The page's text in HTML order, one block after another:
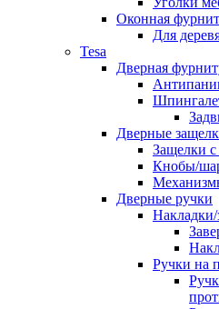
Оконная
Для
Tesa
Дверная
Дверные
Защелки с
Кнобы/
Дверные ручки
Накладки/
Ручки на